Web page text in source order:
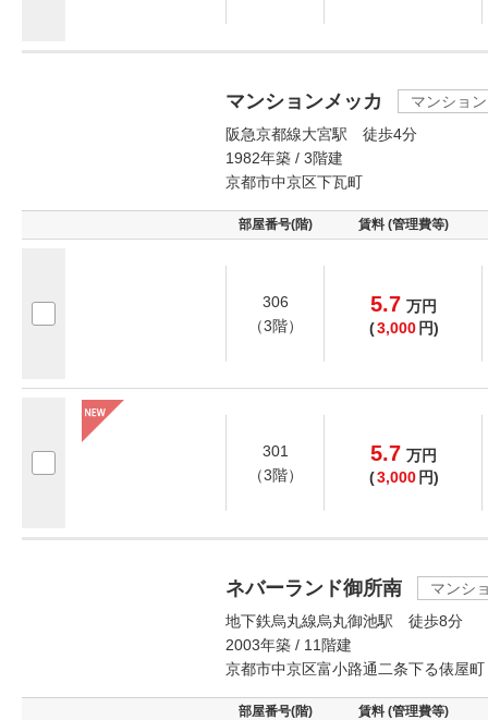
マンションメッカ
マンション
阪急京都線大宮駅 徒歩4分
1982年築 / 3階建
京都市中京区下瓦町
部屋番号(階) 賃料 (管理費等)
306
（3階）
5.7 万円
(3,000 円)
301
（3階）
5.7 万円
(3,000 円)
ネバーランド御所南
マンシ
地下鉄烏丸線烏丸御池駅 徒歩8分
2003年築 / 11階建
京都市中京区富小路通二条下る俵屋町
部屋番号(階) 賃料 (管理費等)